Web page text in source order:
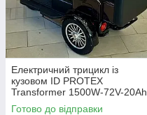
Електричний трицикл із
кузовом ID PROTEX
Transformer 1500W-72V-20Ah
LiFePO4 шини 10"/10"
Готово до відправки